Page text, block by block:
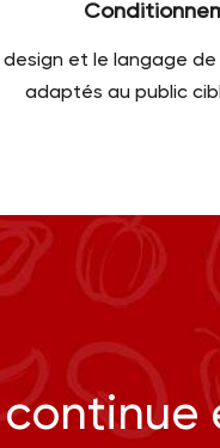
design et le langage de
adaptés au public